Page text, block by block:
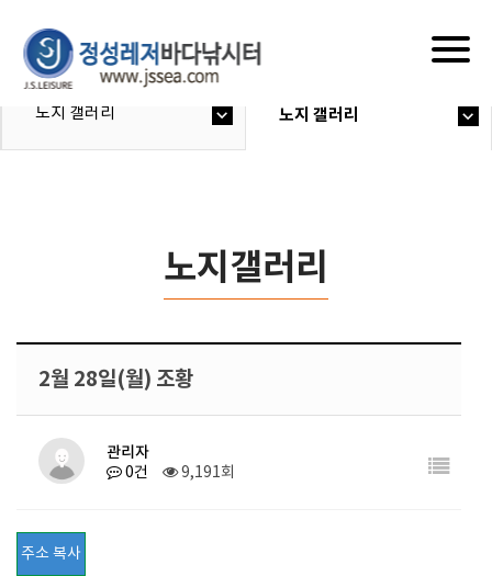
노지 갤러리 노지 갤러리
노지갤러리
2월 28일(월) 조황
관리자
0건 9,191회
주소 복사